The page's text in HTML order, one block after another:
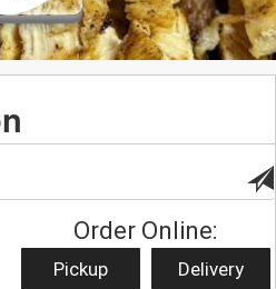
Order Online:
Pickup Delivery